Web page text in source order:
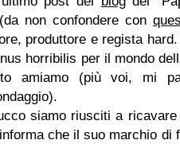
non confondere con
produttore e regista
horribilis per il mondo
amiamo (più voi, mi
siamo riusciti a
che il suo marchio di